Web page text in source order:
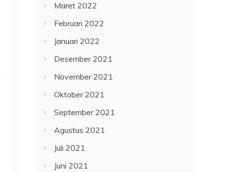
Maret 2022
Februari 2022
Januari 2022
Desember 2021
November 2021
Oktober 2021
September 2021
Agustus 2021
Juli 2021
Juni 2021